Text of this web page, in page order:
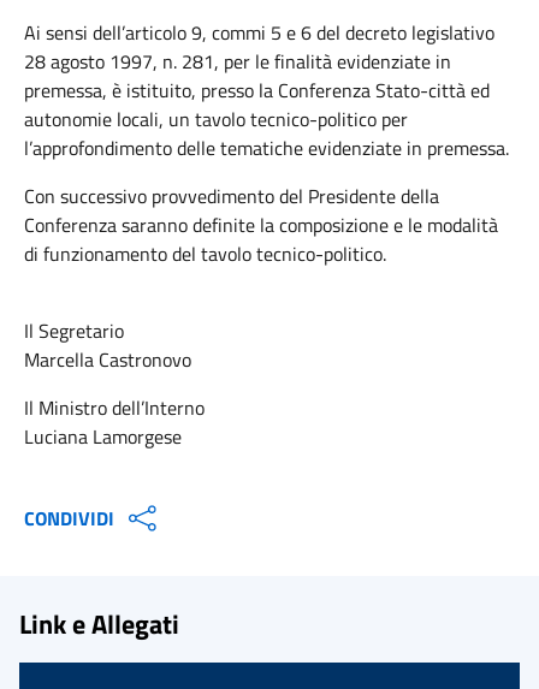
Ai sensi dell’articolo 9, commi 5 e 6 del decreto legislativo
28 agosto 1997, n. 281, per le finalità evidenziate in
premessa, è istituito, presso la Conferenza Stato-città ed
autonomie locali, un tavolo tecnico-politico per
l’approfondimento delle tematiche evidenziate in premessa.
Con successivo provvedimento del Presidente della
Conferenza saranno definite la composizione e le modalità
di funzionamento del tavolo tecnico-politico.
Il Segretario
Marcella Castronovo
Il Ministro dell’Interno
Luciana Lamorgese
CONDIVIDI
Link e Allegati